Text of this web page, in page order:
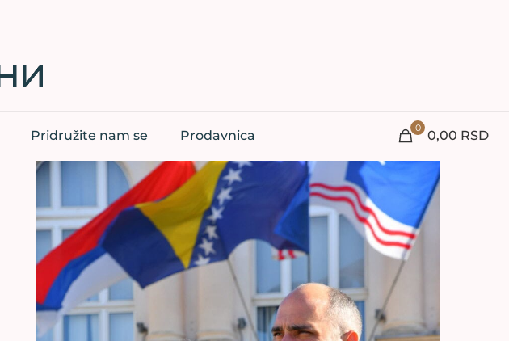
Pridružite nam se Prodavnica 0 0,00 RSD